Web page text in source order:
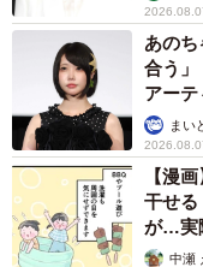
あの
合う」
アー
まい
【漫
干せ
が…実
中瀬